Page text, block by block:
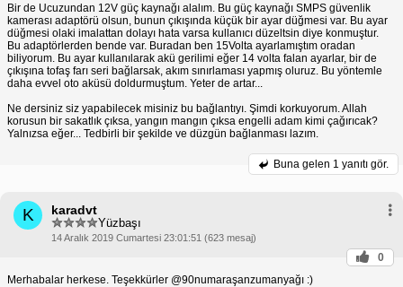
Bir de Ucuzundan 12V güç kaynağı alalım. Bu güç kaynağı SMPS güvenlik
kamerası adaptörü olsun, bunun çıkışında küçük bir ayar düğmesi var. Bu ayar
düğmesi olaki imalattan dolayı hata varsa kullanıcı düzeltsin diye konmuştur.
Bu adaptörlerden bende var. Buradan ben 15Volta ayarlamıştım oradan
biliyorum. Bu ayar kullanılarak akü gerilimi eğer 14 volta falan ayarlar, bir de
çıkışına tofaş farı seri bağlarsak, akım sınırlaması yapmış oluruz. Bu yöntemle
daha evvel oto aküsü doldurmuştum. Yeter de artar...
Ne dersiniz siz yapabilecek misiniz bu bağlantıyı. Şimdi korkuyorum. Allah
korusun bir sakatlık çıksa, yangın mangın çıksa engelli adam kimi çağırıcak?
Yalnızsa eğer... Tedbirli bir şekilde ve düzgün bağlanması lazım.
Buna gelen 1 yanıtı gör.
K karadvt
Yüzbaşı
14 Aralık 2019 Cumartesi 23:01:51 (623 mesaj)
0
Merhabalar herkese. Teşekkürler @90numaraşanzumanyağı :)